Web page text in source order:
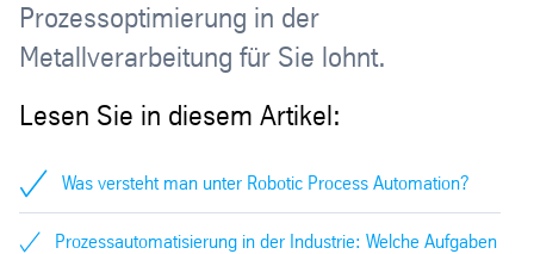
Prozessoptimierung in der
Metallverarbeitung für Sie lohnt.
Lesen Sie in diesem Artikel:
Was versteht man unter Robotic Process Automation?
Prozessautomatisierung in der Industrie: Welche Aufgaben